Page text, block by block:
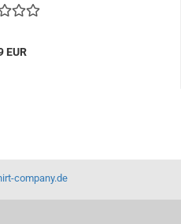
EUR
company.de